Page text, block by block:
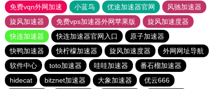
免费vqn外网加速
小蓝鸟 优途加速器官网
风驰加速器
旋风加速器
免费vps加速器外网苹果版
旋风加速度器
快连加速器
快连加速器官网入口
原子加速器
快鸭加速器
快柠檬加速器 旋风加速度器
外网网址导航
软件中心
toto加速器 哇哇加速器
番石榴加速器
hidecat
bitznet加速器 大象加速器 优云666